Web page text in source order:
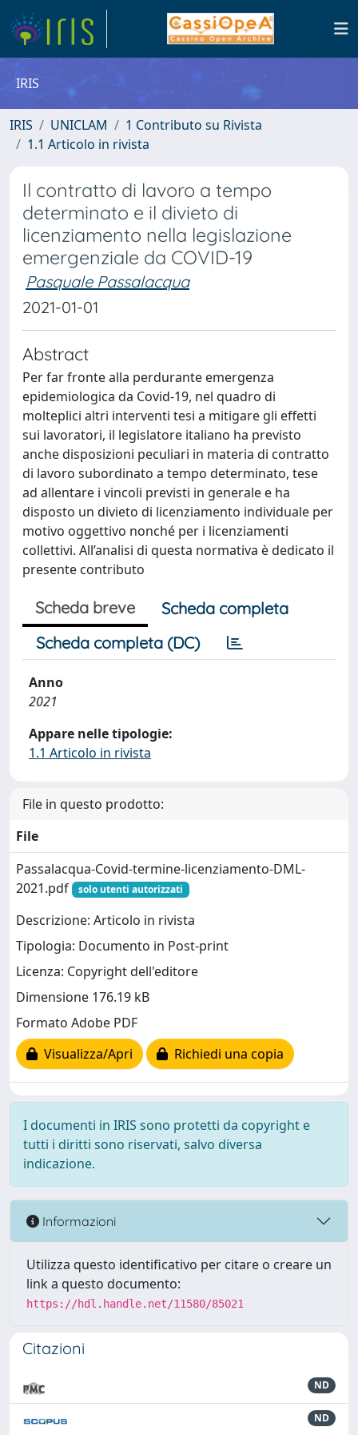
IRIS
IRIS UNICLAM
1 Contributo su Rivista
1.1 Articolo in rivista
Il contratto di lavoro a tempo
determinato e il divieto di
licenziamento nella legislazione
emergenziale da COVID-19
Pasquale Passalacqua
2021-01-01
Abstract
Per far fronte alla perdurante emergenza
epidemiologica da Covid-19, nel quadro di
molteplici altri interventi tesi a mitigare gli effetti
sui lavoratori, il legislatore italiano ha previsto
anche disposizioni peculiari in materia di contratto
di lavoro subordinato a tempo determinato, tese
ad allentare i vincoli previsti in generale e ha
disposto un divieto di licenziamento individuale per
motivo oggettivo nonché per i licenziamenti
collettivi. All’analisi di questa normativa è dedicato il
presente contributo
Scheda breve
Scheda completa
Scheda completa (DC)
Anno
2021
Appare nelle tipologie:
1.1 Articolo in rivista
File in questo prodotto:
File
Passalacqua-Covid-termine-licenziamento-DML-
2021.pdf
solo utenti autorizzati
Descrizione: Articolo in rivista
Tipologia: Documento in Post-print
Licenza: Copyright dell'editore
Dimensione 176.19 kB
Formato Adobe PDF
Visualizza/Apri
Richiedi una copia
I documenti in IRIS sono protetti da copyright e
tutti i diritti sono riservati, salvo diversa
indicazione.
Informazioni
Utilizza questo identificativo per citare o creare un
link a questo documento:
https://hdl.handle.net/11580/85021
Citazioni
ND
ND